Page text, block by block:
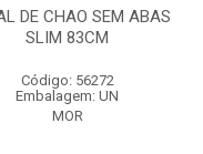
DE CHAO SEM ABAS
SLIM 83CM
Código: 56272
Embalagem: UN
MOR